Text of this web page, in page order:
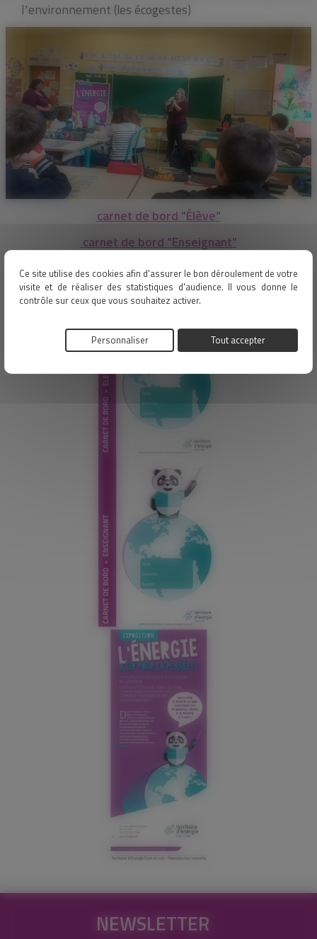
Ce site utilise des cookies afin d'assurer le bon déroulement de votre
visite et de réaliser des statistiques d'audience. Il vous donne le
contrôle sur ceux que vous souhaitez activer.
Tout accepter
Personnaliser
lʼenvironnement (les écogestes)
carnet de bord "Élève"
carnet de bord "Enseignant"
exposition
NEWSLETTER